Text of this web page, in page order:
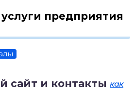
предприятия
сайт и контакты как